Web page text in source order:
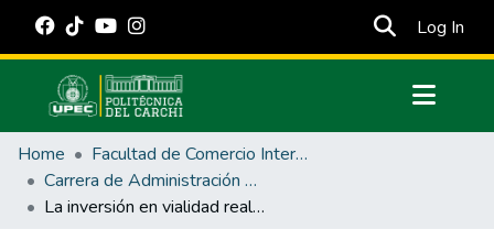
Log In
Communities & Collections
All of DSpace
Statistics
Home
Facultad de Comercio Internacional, Integración, Administración y Economía Empresarial
Carrera de Administración Pública
La inversión en vialidad realizada por el Gobierno Autónomo Descentralizado provincial del Carchi y el impacto en el desarrollo económico de las parroquias rurales del cantón Tulcán, periodo 2012-2016